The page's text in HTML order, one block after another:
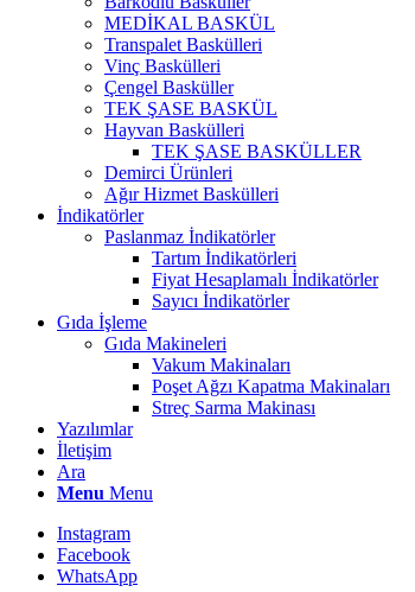
MEDİKAL BASKÜL
Transpalet Baskülleri
Vinç Baskülleri
Çengel Basküller
TEK ŞASE BASKÜL
Hayvan Baskülleri
TEK ŞASE BASKÜLLER
Demirci Ürünleri
Ağır Hizmet Baskülleri
İndikatörler
Paslanmaz İndikatörler
Tartım İndikatörleri
Fiyat Hesaplamalı İndikatörler
Sayıcı İndikatörler
Gıda İşleme
Gıda Makineleri
Vakum Makinaları
Poşet Ağzı Kapatma Makinaları
Streç Sarma Makinası
Yazılımlar
İletişim
Ara
Menu Menu
Instagram
Facebook
WhatsApp